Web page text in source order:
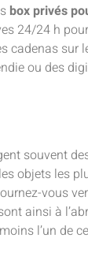
box privés
24/24 h
cadenas sur
ou des
souvent
objets les
vous
ainsi à
l’un de